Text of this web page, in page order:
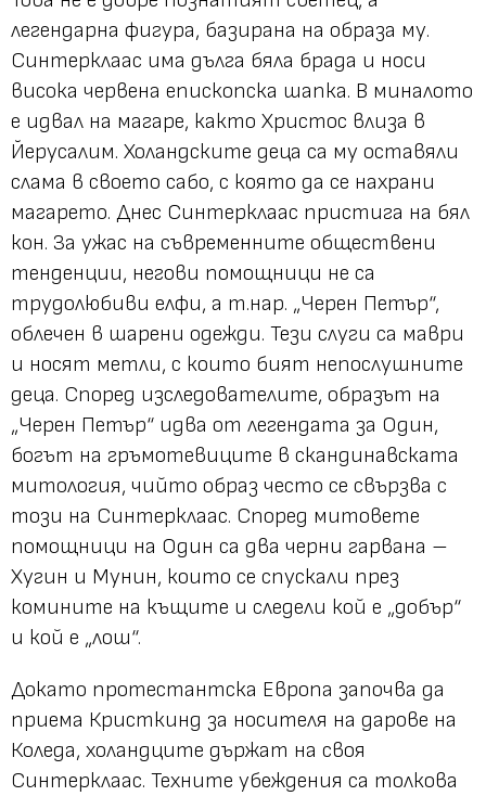
легендарна фигура, базирана на образа му.
Синтерклаас има дълга бяла брада и носи
висока червена епископска шапка. В миналото
е идвал на магаре, както Христос влиза в
Йерусалим. Холандските деца са му оставяли
слама в своето сабо, с която да се нахрани
магарето. Днес Синтерклаас пристига на бял
кон. За ужас на съвременните обществени
тенденции, негови помощници не са
трудолюбиви елфи, а т.нар. „Черен Петър“,
облечен в шарени одежди. Тези слуги са маври
и носят метли, с които бият непослушните
деца. Според изследователите, образът на
„Черен Петър“ идва от легендата за Один,
богът на гръмотевиците в скандинавската
митология, чийто образ често се свързва с
този на Синтерклаас. Според митовете
помощници на Один са два черни гарвана –
Хугин и Мунин, които се спускали през
комините на къщите и следели кой е „добър“
и кой е „лош“.
Докато протестантска Европа започва да
приема Кристкинд за носителя на дарове на
Коледа, холандците държат на своя
Синтерклаас. Техните убеждения са толкова